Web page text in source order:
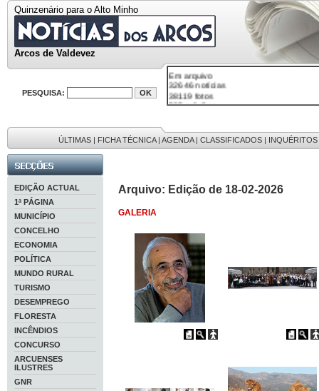
Quinzenário para o Alto Minho
Arcos de Valdevez
PESQUISA:
Em arquivo
32646 notícias
38119 fotos
595 edições
9886 mensagens
ÚLTIMAS | FICHA TÉCNICA| AGENDA| CLASSIFICADOS | INQUÉRITOS
EDIÇÃO ACTUAL
1ª PÁGINA
MUNICÍPIO
CONCELHO
ECONOMIA
POLÍTICA
MUNDO RURAL
TURISMO
DESEMPREGO
FLORESTA
INCÊNDIOS
CONCURSO
ARCUENSES
ILUSTRES
GNR
Arquivo: Edição de 18-02-2026
GALERIA